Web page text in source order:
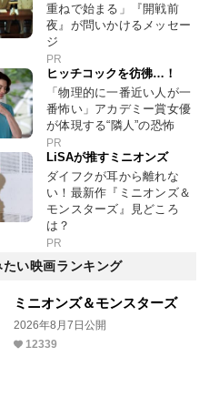
重ねで始まる」『開戦前
夜』が問いかけるメッセー
ジ
PR
ヒッチコックを彷彿…！
「物理的に一番近い人が一
番怖い」アカデミー賞女優
が体現する“隣人”の恐怖
PR
LiSAが推すミニオンズ
ダイフクが耳から離れな
い！最新作『ミニオンズ＆
モンスターズ』見どころ
は？
PR
い映画ランキング
ミニオンズ＆モンスターズ
2026年8月7日公開
12339